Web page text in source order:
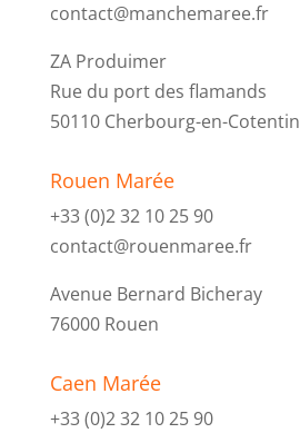
contact@manchemaree.fr
ZA Produimer
Rue du port des flamands
50110 Cherbourg-en-Cotentin
Rouen Marée
+33 (0)2 32 10 25 90
contact@rouenmaree.fr
Avenue Bernard Bicheray
76000 Rouen
Caen Marée
+33 (0)2 32 10 25 90